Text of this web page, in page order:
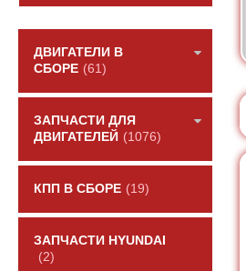
ДВИГАТЕЛИ В
СБОРЕ (61)
ЗАПЧАСТИ ДЛЯ
ДВИГАТЕЛЕЙ (1076)
КПП В СБОРЕ (19)
ЗАПЧАСТИ HYUNDAI
(2)